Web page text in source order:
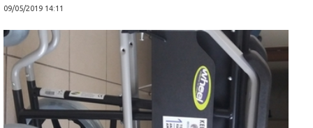
09/05/2019 14:11